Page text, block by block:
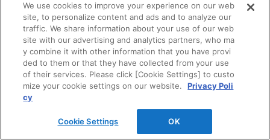
ログイン
建築・設計関係者様向けサイト
ユーザー登録サービス
WEB見積システム
収納プランニングソフト
We use cookies to improve your experience on our web
site, to personalize content and ads and to analyze our
traffic. We share information about your use of our web
site with our advertising and analytics partners, who ma
y combine it with other information that you have provi
ded to them or that they have collected from your use
of their services. Please click [Cookie Settings] to custo
mize your cookie settings on our website.
Privacy Poli
cy
Cookie Settings OK